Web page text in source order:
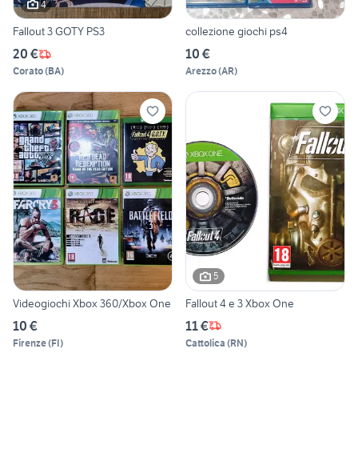
4
Fallout 3 GOTY PS3
20 €
Corato(BA)
collezione giochi ps4
10 €
Arezzo(AR)
Videogiochi Xbox 360/Xbox One
10 €
Firenze(FI)
5
Fallout 4 e 3 Xbox One
11 €
Cattolica (RN)